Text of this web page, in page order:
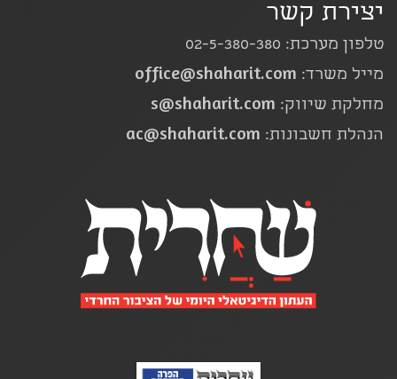
יצירת קשר
טלפון מערכת: 02-5-380-380
מייל משרד: office@shaharit.com
מחלקת שיווק: s@shaharit.com
הנהלת חשבונות: ac@shaharit.com